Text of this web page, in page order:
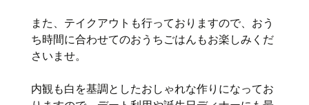
また、テイクアウトも行っておりますので、おう
ち時間に合わせてのおうちごはんもお楽しみくだ
さいませ。
内観も白を基調としたおしゃれな作りになってお